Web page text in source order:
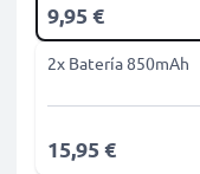
9,95 €
2x Batería 850mAh
15,95 €